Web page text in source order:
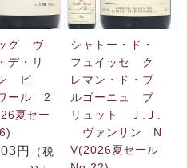
グ ヴ
デ・リ
ピ
ール 2
夏セー
円
（税
シャトー・ド・
フュイッセ ク
レマン・ド・ブ
ルゴーニュ ブ
リュット Ｊ.Ｊ.
ヴァンサン N
V(2026夏セール